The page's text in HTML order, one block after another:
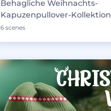
Behagliche Weihnachts-
Kapuzenpullover-Kollektion
6 scenes